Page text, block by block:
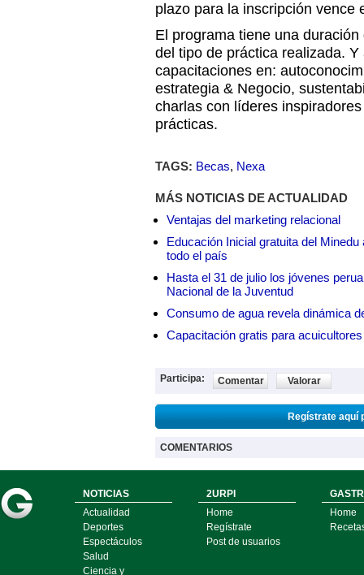
plazo para la inscripción vence
El programa tiene una
del tipo de práctica realizada.
capacitaciones en:
estrategia & Negocio,
charlas con líderes
prácticas.
TAGS: Becas, Nexa
MÁS NOTICIAS DE ACTUALIDAD
Ventajas del marketing relacional
Educación Inicial gratuita del
todo el país
Hasta el 31 de julio los jóvenes
Nacional de la Juventud
Consumo de agua revela dinámica
Capacitación gratis para
Participa: Comentar Valorar
Regístrate aquí
COMENTARIOS
NOTICIAS
Actualidad
Deportes
Espectáculos
Salud
Ciencia y
2URPI
Home
Regístrate
Post de usuarios
Home